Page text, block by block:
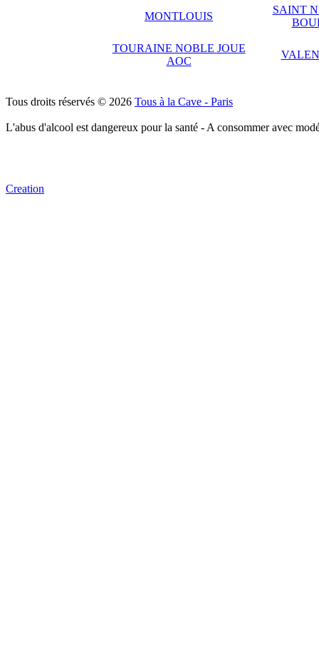
MONTLOUIS
SAINT
TOURAINE NOBLE JOUE
AOC
Tous droits réservés © 2026 Tous à la Cave - Paris
L'abus d'alcool est dangereux pour la santé - A consommer avec
Creation